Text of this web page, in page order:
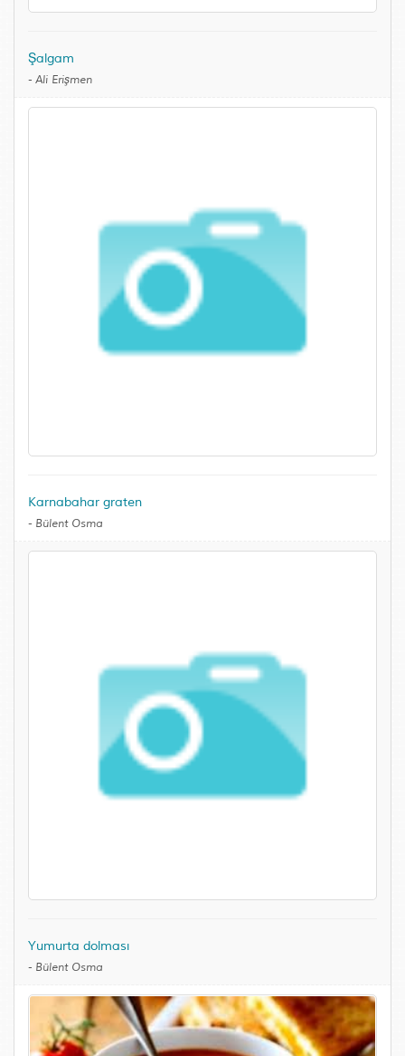
Şalgam
- Ali Erişmen
Karnabahar graten
- Bülent Osma
Yumurta dolması
- Bülent Osma